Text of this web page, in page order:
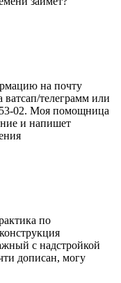
на почту
ватсап/телеграмм или
02. Моя помощница
и напишет
по
с надстройкой
дописан, могу